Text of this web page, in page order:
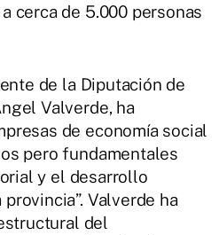
cerca de 5.000 personas
de la Diputación de
Valverde, ha
de economía social
pero fundamentales
y el desarrollo
Valverde ha
del